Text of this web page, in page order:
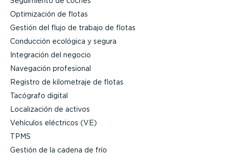
Optimi­zación de flotas
Gestión del flujo de trabajo de flotas
Conducción ecológica y segura
Integración del negocio
Navegación profesional
Registro de kilometraje de flotas
Tacógrafo digital
Locali­zación de activos
Vehículos eléctricos (VE)
TPMS
Gestión de la cadena de frío